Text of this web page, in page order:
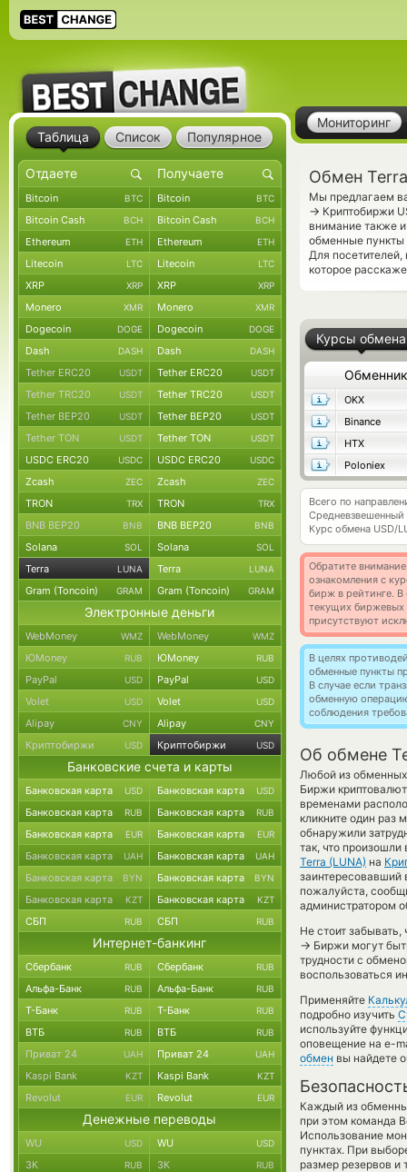
Мониторинг
Обмен
Мы предлагаем
→ Криптобиржи
внимание также
обменные пункты
Для
которое
Курсы обмена
Обменник
OKX
Binance
HTX
Poloniex
Всего по
Курс обмена USD/
Обратите
ознакомления с
бирж в рейтинге. В
текущих биржевых
присутствуют
В целях
обменные пункты
В случае если
обменную
соблюдения
Об обмене
Любой из обменных
Биржи
временами
кликните один раз
обнаружили
так, что
Terra (LUNA) на
заинтересовавший
пожалуйста,
администратором
Не стоит
→ Биржи могут
трудности с
воспользоваться
Применяйте
подробно изучить
используйте
оповещение на e-
обмен вы найдете
Каждый из
при этом команда
Использование
пунктах. При
размер резервов и
Таблица Список Популярное
Bitcoin BTC Bitcoin BTC
Bitcoin Cash BCH Bitcoin Cash BCH
Ethereum ETH Ethereum ETH
Litecoin LTC Litecoin LTC
XRP XRP XRP XRP
Monero XMR Monero XMR
Dogecoin DOGE Dogecoin DOGE
Dash DASH Dash DASH
Tether ERC20 USDT Tether ERC20 USDT
Tether TRC20 USDT Tether TRC20 USDT
Tether BEP20 USDT Tether BEP20 USDT
Tether TON USDT Tether TON USDT
USDC ERC20 USDC USDC ERC20 USDC
Zcash ZEC Zcash ZEC
TRON TRX TRON TRX
BNB BEP20 BNB BNB BEP20 BNB
Solana SOL Solana SOL
Terra LUNA Terra LUNA
Gram (Toncoin) GRAM Gram (Toncoin) GRAM
Электронные деньги
WebMoney WMZ WebMoney WMZ
ЮMoney RUB ЮMoney RUB
PayPal USD PayPal USD
Volet USD Volet USD
Alipay CNY Alipay CNY
Криптобиржи USD Криптобиржи USD
Банковские счета и карты
Банковская карта USD Банковская карта USD
Банковская карта RUB Банковская карта RUB
Банковская карта EUR Банковская карта EUR
Банковская карта UAH Банковская карта UAH
Банковская карта BYN Банковская карта BYN
Банковская карта KZT Банковская карта KZT
СБП RUB СБП RUB
Интернет-банкинг
Сбербанк RUB Сбербанк RUB
Альфа-Банк RUB Альфа-Банк RUB
Т-Банк RUB Т-Банк RUB
ВТБ RUB ВТБ RUB
Приват 24 UAH Приват 24 UAH
Kaspi Bank KZT Kaspi Bank KZT
Revolut EUR Revolut EUR
Денежные переводы
WU USD WU USD
ЗК RUB ЗК RUB